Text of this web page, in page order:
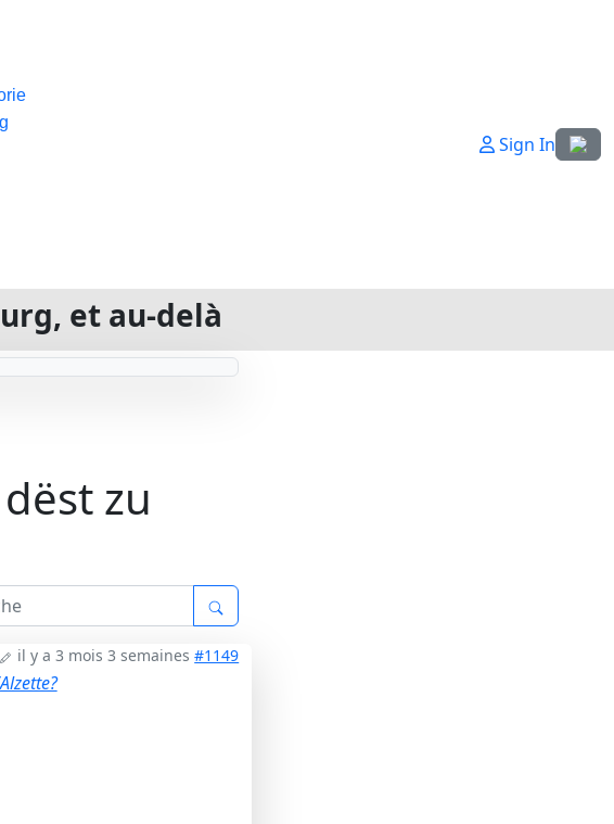
Sign In
et au-delà
zu
il y a 3 mois 3 semaines #1149